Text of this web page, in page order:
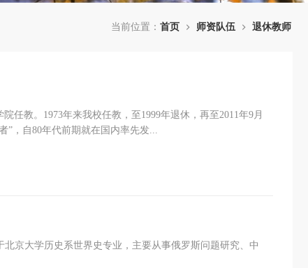
当前位置： 首页 师资队伍 退休教师
任教。1973年来我校任教，至1999年退休，再至2011年9月
”，自80年代前期就在国内率先发...
京大学历史系世界史专业，主要从事俄罗斯问题研究、中